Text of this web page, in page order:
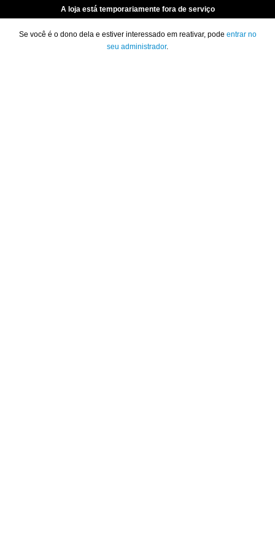
A loja está temporariamente fora de serviço
Se você é o dono dela e estiver interessado em reativar, pode entrar no
seu administrador.